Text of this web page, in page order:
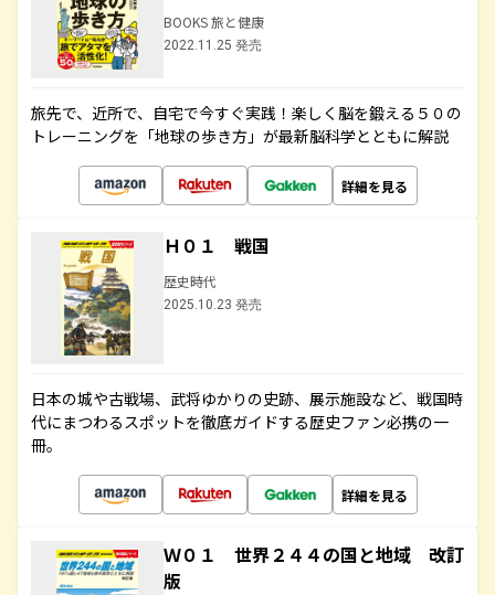
BOOKS 旅と健康
2022.11.25 発売
旅先で、近所で、自宅で今すぐ実践！楽しく脳を鍛える５０の
トレーニングを「地球の歩き方」が最新脳科学とともに解説
詳細を見る
Ｈ０１ 戦国
歴史時代
2025.10.23 発売
日本の城や古戦場、武将ゆかりの史跡、展示施設など、戦国時
代にまつわるスポットを徹底ガイドする歴史ファン必携の一
冊。
詳細を見る
Ｗ０１ 世界２４４の国と地域 改訂
版